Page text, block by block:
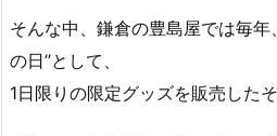
そんな中、鎌倉の豊島屋では毎年
の日’’として、
1日限りの限定グッズを販売したそ